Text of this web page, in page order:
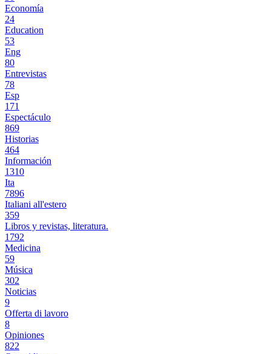
Economía
24
Education
53
Eng
80
Entrevistas
78
Esp
171
Espectáculo
869
Historias
464
Información
1310
Ita
7896
Italiani all'estero
359
Libros y revistas, literatura.
1792
Medicina
59
Música
302
Noticias
9
Offerta di lavoro
8
Opiniones
822